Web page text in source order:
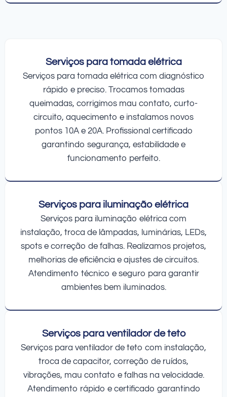
Serviços para tomada elétrica
Serviços para tomada elétrica com diagnóstico
rápido e preciso. Trocamos tomadas
queimadas, corrigimos mau contato, curto-
circuito, aquecimento e instalamos novos
pontos 10A e 20A. Profissional certificado
garantindo segurança, estabilidade e
funcionamento perfeito.
Serviços para iluminação elétrica
Serviços para iluminação elétrica com
instalação, troca de lâmpadas, luminárias, LEDs,
spots e correção de falhas. Realizamos projetos,
melhorias de eficiência e ajustes de circuitos.
Atendimento técnico e seguro para garantir
ambientes bem iluminados.
Serviços para ventilador de teto
Serviços para ventilador de teto com instalação,
troca de capacitor, correção de ruídos,
vibrações, mau contato e falhas na velocidade.
Atendimento rápido e certificado garantindo